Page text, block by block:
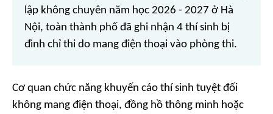
lập không chuyên năm học 2026 - 2027 ở Hà
Nội, toàn thành phố đã ghi nhận 4 thí sinh bị
đình chỉ thi do mang điện thoại vào phòng thi.
Cơ quan chức năng khuyến cáo thí sinh tuyệt đối
không mang điện thoại, đồng hồ thông minh hoặc